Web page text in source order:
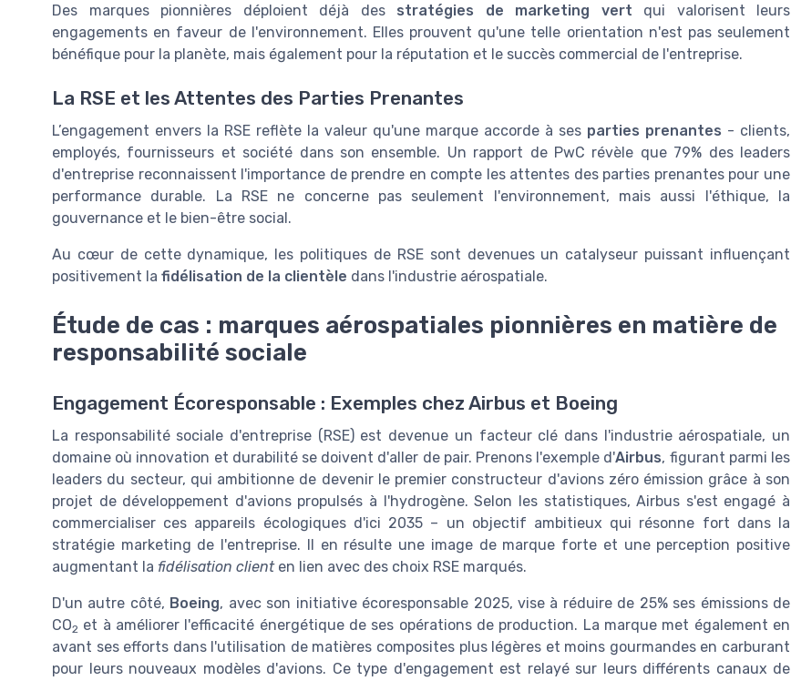
Des marques pionnières déploient déjà des stratégies de marketing vert qui valorisent leurs
engagements en faveur de l'environnement. Elles prouvent qu'une telle orientation n'est pas seulement
bénéfique pour la planète, mais également pour la réputation et le succès commercial de l'entreprise.
La RSE et les Attentes des Parties Prenantes
L’engagement envers la RSE reflète la valeur qu'une marque accorde à ses parties prenantes - clients,
employés, fournisseurs et société dans son ensemble. Un rapport de PwC révèle que 79% des leaders
d'entreprise reconnaissent l'importance de prendre en compte les attentes des parties prenantes pour une
performance durable. La RSE ne concerne pas seulement l'environnement, mais aussi l'éthique, la
gouvernance et le bien-être social.
Au cœur de cette dynamique, les politiques de RSE sont devenues un catalyseur puissant influençant
positivement la fidélisation de la clientèle dans l'industrie aérospatiale.
Étude de cas : marques aérospatiales pionnières en matière de
responsabilité sociale
Engagement Écoresponsable : Exemples chez Airbus et Boeing
La responsabilité sociale d'entreprise (RSE) est devenue un facteur clé dans l'industrie aérospatiale, un
domaine où innovation et durabilité se doivent d'aller de pair. Prenons l'exemple d'Airbus, figurant parmi les
leaders du secteur, qui ambitionne de devenir le premier constructeur d'avions zéro émission grâce à son
projet de développement d'avions propulsés à l'hydrogène. Selon les statistiques, Airbus s'est engagé à
commercialiser ces appareils écologiques d'ici 2035 – un objectif ambitieux qui résonne fort dans la
stratégie marketing de l'entreprise. Il en résulte une image de marque forte et une perception positive
augmentant la fidélisation clienten lien avec des choix RSE marqués.
D'un autre côté, Boeing, avec son initiative écoresponsable 2025, vise à réduire de 25% ses émissions de
CO2 et à améliorer l'efficacité énergétique de ses opérations de production. La marque met également en
avant ses efforts dans l'utilisation de matières composites plus légères et moins gourmandes en carburant
pour leurs nouveaux modèles d'avions. Ce type d'engagement est relayé sur leurs différents canaux de